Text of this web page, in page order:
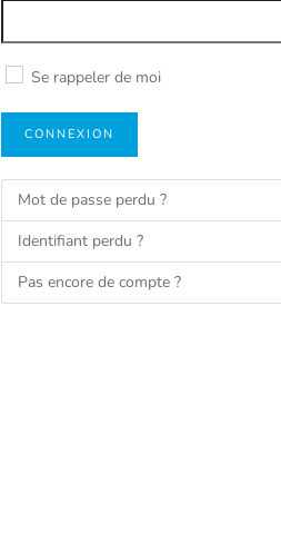
Se rappeler de moi
CONNEXION
Mot de passe perdu ?
Identifiant perdu ?
Pas encore de compte ?